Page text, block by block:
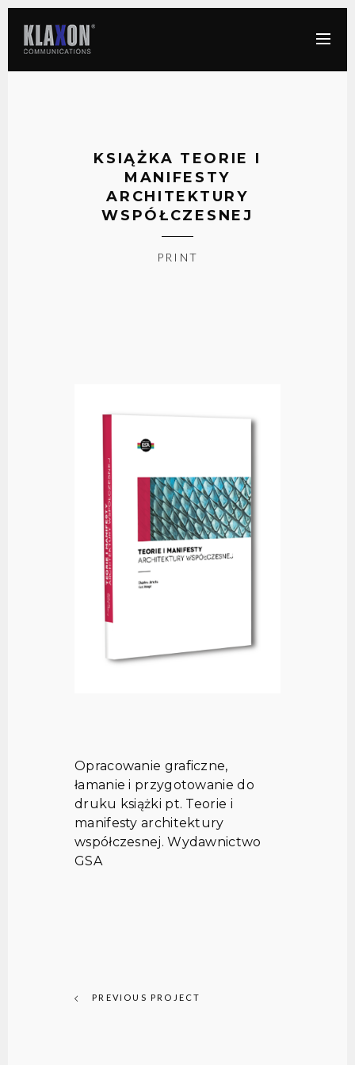
KSIĄŻKA TEORIE I
MANIFESTY
ARCHITEKTURY
WSPÓŁCZESNEJ
PRINT
Opracowanie graficzne,
łamanie i przygotowanie do
druku książki pt. Teorie i
manifesty architektury
współczesnej. Wydawnictwo
GSA
PREVIOUS PROJECT